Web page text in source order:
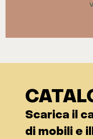
Scarica il
di mobili e